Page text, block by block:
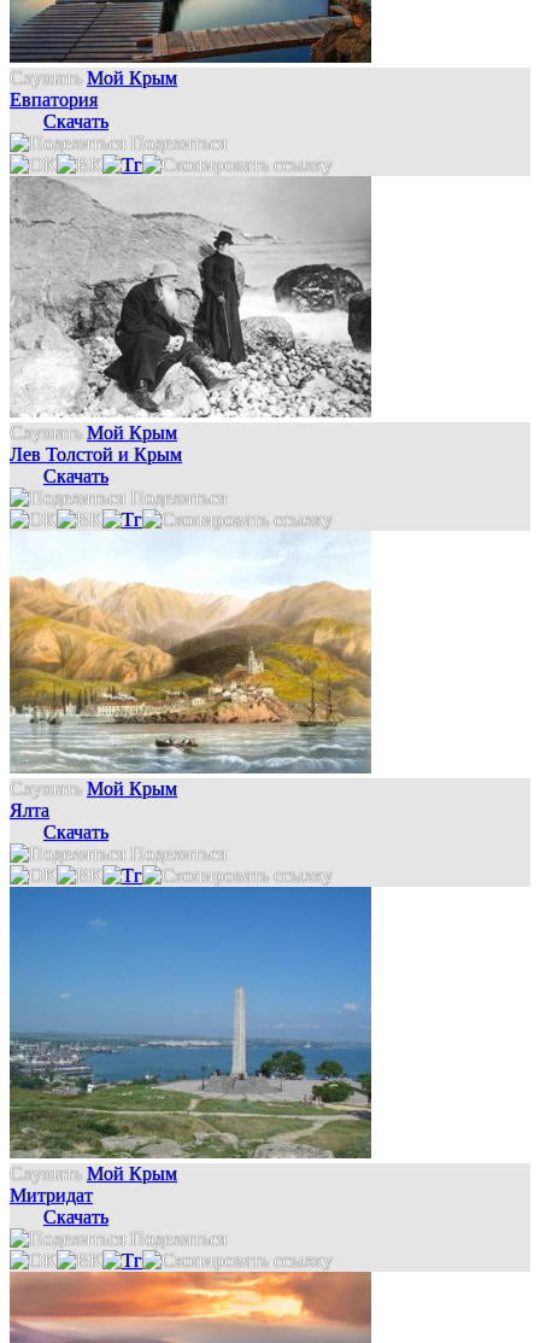
Слушать Мой Крым
Евпатория
Скачать
Поделиться
Слушать Мой Крым
Лев Толстой и Крым
Скачать
Поделиться
Слушать Мой Крым
Ялта
Скачать
Поделиться
Слушать Мой Крым
Митридат
Скачать
Поделиться